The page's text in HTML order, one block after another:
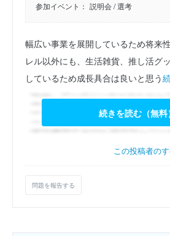
参加イベント： 説明会/ 選考
幅広い事業を展開しているため将来
レル以外にも、生活雑貨、推し活グ
しているため成長具合は良いと思う
続きを読む（無料
この投稿者の
問題を報告する